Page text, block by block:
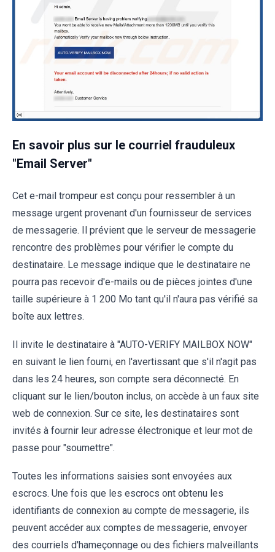
En savoir plus sur le courriel frauduleux
"Email Server"
Cet e-mail trompeur est conçu pour ressembler à un
message urgent provenant d'un fournisseur de services
de messagerie. Il prévient que le serveur de messagerie
rencontre des problèmes pour vérifier le compte du
destinataire. Le message indique que le destinataire ne
pourra pas recevoir d'e-mails ou de pièces jointes d'une
taille supérieure à 1 200 Mo tant qu'il n'aura pas vérifié sa
boîte aux lettres.
Il invite le destinataire à "AUTO-VERIFY MAILBOX NOW"
en suivant le lien fourni, en l'avertissant que s'il n'agit pas
dans les 24 heures, son compte sera déconnecté. En
cliquant sur le lien/bouton inclus, on accède à un faux site
web de connexion. Sur ce site, les destinataires sont
invités à fournir leur adresse électronique et leur mot de
passe pour "soumettre".
Toutes les informations saisies sont envoyées aux
escrocs. Une fois que les escrocs ont obtenu les
identifiants de connexion au compte de messagerie, ils
peuvent accéder aux comptes de messagerie, envoyer
des courriels d'hameçonnage ou des fichiers malveillants